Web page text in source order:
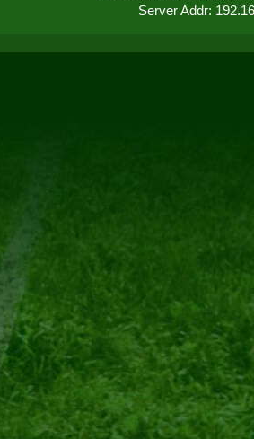
Server Addr: